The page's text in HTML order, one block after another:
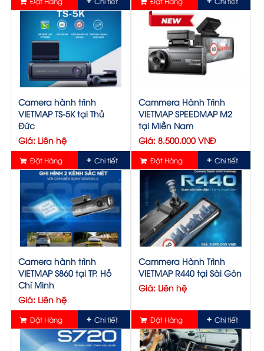
Camera hành trình
VIETMAP TS-5K tại Thủ
Đức
Giá: Liên hệ
Đặt Hàng Chi tiết
Cammera Hành Trình
VIETMAP SPEEDMAP M2
tại Miền Nam
Giá: 8.500.000 VNĐ
Đặt Hàng Chi tiết
Camera hành trình
VIETMAP S860 tại TP. Hồ
Chí Minh
Giá: Liên hệ
Đặt Hàng Chi tiết
Cammera Hành Trình
VIETMAP R440 tại Sài Gòn
Giá: Liên hệ
Đặt Hàng Chi tiết